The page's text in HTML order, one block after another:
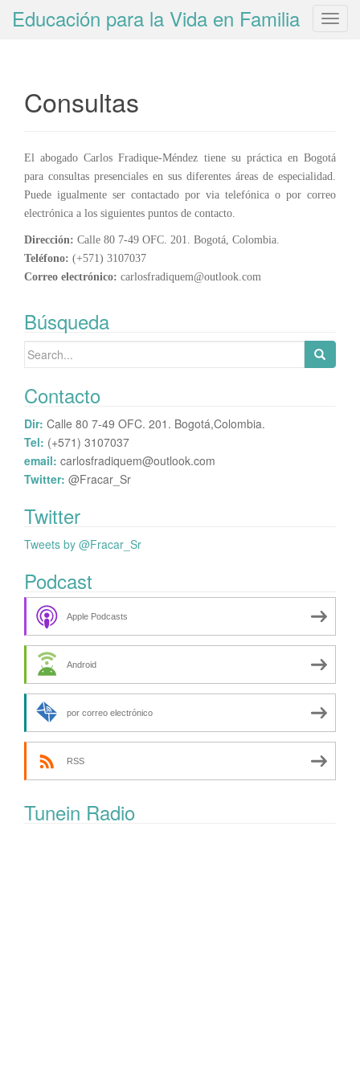
T
a
v
Educación para la Vida en Familia
Consultas
El abogado Carlos Fradique-Méndez tiene su práctica en Bogotá
para consultas presenciales en sus diferentes áreas de especialidad.
Puede igualmente ser contactado por via telefónica o por correo
electrónica a los siguientes puntos de contacto.
Dirección: Calle 80 7-49 OFC. 201. Bogotá, Colombia.
Teléfono: (+571) 3107037
Correo electrónico: carlosfradiquem@outlook.com
Búsqueda
Search
Contacto
Dir: Calle 80 7-49 OFC. 201. Bogotá,Colombia.
Tel: (+571) 3107037
email: carlosfradiquem@outlook.com
Twitter: @Fracar_Sr
Twitter
Tweets by @Fracar_Sr
Podcast
Apple Podcasts
Android
por correo electrónico
RSS
Tunein Radio